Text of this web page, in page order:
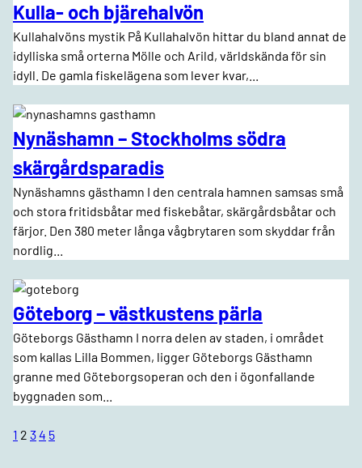
Kulla- och bjärehalvön
Kullahalvöns mystik På Kullahalvön hittar du bland annat de
idylliska små orterna Mölle och Arild, världskända för sin
idyll. De gamla fiskelägena som lever kvar,...
Nynäshamn – Stockholms södra
skärgårdsparadis
Nynäshamns gästhamn I den centrala hamnen samsas små
och stora fritidsbåtar med fiskebåtar, skärgårdsbåtar och
färjor. Den 380 meter långa vågbrytaren som skyddar från
nordlig...
Göteborg – västkustens pärla
Göteborgs Gästhamn I norra delen av staden, i området
som kallas ­Lilla Bommen, ligger Göteborgs Gästhamn
granne med Göteborgsoperan och den i ögonfallande
byggnaden som...
1 2 34 5